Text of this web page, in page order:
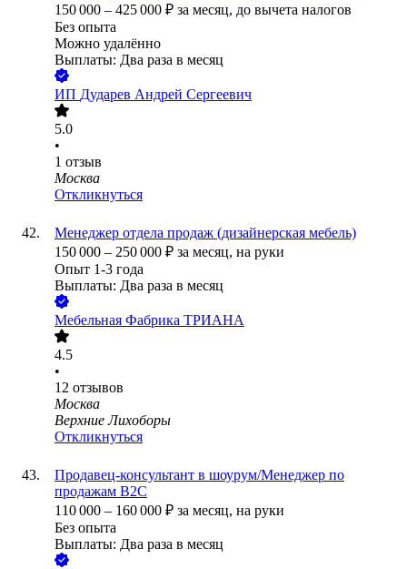
150 000 – 425 000 ₽ за месяц, до вычета налогов
Без опыта
Можно удалённо
Выплаты: Два раза в месяц
ИП Дударев Андрей Сергеевич
5.0
•
1 отзыв
Москва
Откликнуться
Менеджер отдела продаж (дизайнерская мебель)
150 000 – 250 000 ₽ за месяц, на руки
Опыт 1-3 года
Выплаты: Два раза в месяц
Мебельная Фабрика ТРИАНА
4.5
•
12 отзывов
Москва
Верхние Лихоборы
Откликнуться
Продавец-консультант в шоурум/Менеджер по
продажам B2C
110 000 – 160 000 ₽ за месяц, на руки
Без опыта
Выплаты: Два раза в месяц